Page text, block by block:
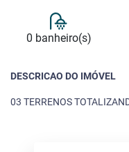
0 banheiro(s)
DESCRICAO DO IMÓVEL
03 TERRENOS